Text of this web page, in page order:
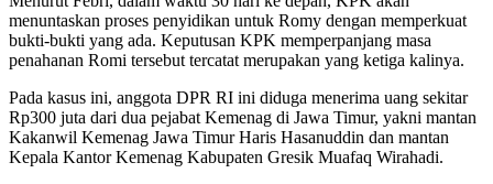
menuntaskan proses penyidikan untuk Romy dengan memperkuat
bukti-bukti yang ada. Keputusan KPK memperpanjang masa
penahanan Romi tersebut tercatat merupakan yang ketiga kalinya.
Pada kasus ini, anggota DPR RI ini diduga menerima uang sekitar
Rp300 juta dari dua pejabat Kemenag di Jawa Timur, yakni mantan
Kakanwil Kemenag Jawa Timur Haris Hasanuddin dan mantan
Kepala Kantor Kemenag Kabupaten Gresik Muafaq Wirahadi.